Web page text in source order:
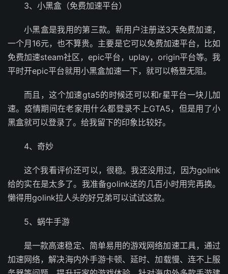
3、小黑盒（免费加速平台）
小黑盒是我用的第三款。新用户注册送3天免费加速，
一个月16元，也不算贵。主要是它可以免费加速平台，比如
免费加速steam社区，epic平台，uplay，origin平台等。我
平时开epic平台就用小黑盒加速一下，就可以畅登无阻。
而且，这个加速gta5的时候还可以和r星平台一块儿加
速。疫情期间在老家用什么都登录不上GTA5，但是用了小
黑盒就可以登录了。给我留下的印象比较好。
4、奇妙
这个我看评价还可以，很稳。我还没用过，因为golink
给的实在是太多了。我准备golink送的几百小时用完再换。
懒得用golink拉人头的好兄弟可以试试这款。
5、蜗牛手游
是一款高速稳定、简单易用的游戏网络加速工具，通过
加速网络，解决海内外手游卡顿、延时、加载慢、连不上服